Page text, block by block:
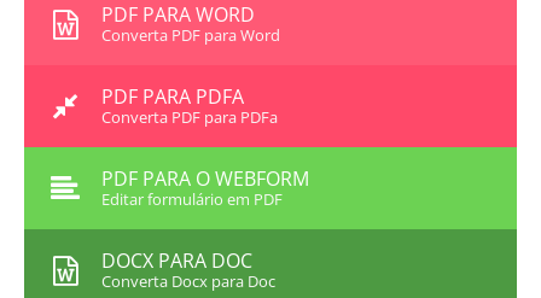
PDF PARA WORD
Converta PDF para Word
PDF PARA PDFA
Converta PDF para PDFa
PDF PARA O WEBFORM
Editar formulário em PDF
DOCX PARA DOC
Converta Docx para Doc